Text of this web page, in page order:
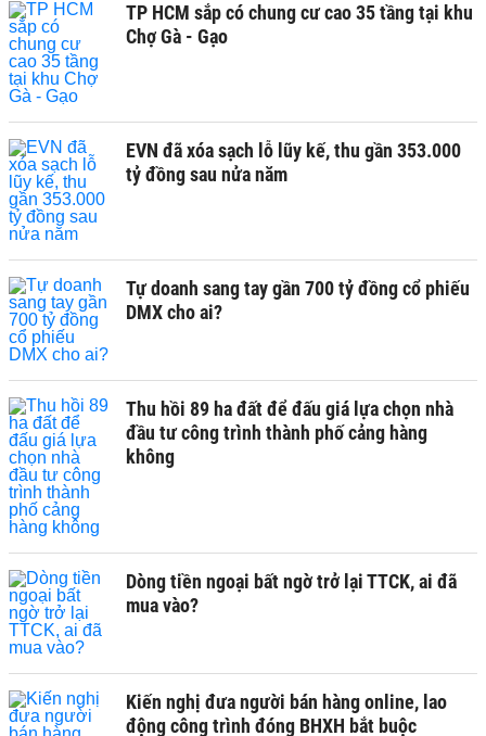
TP HCM sắp có chung cư cao 35 tầng tại khu
Chợ Gà - Gạo
EVN đã xóa sạch lỗ lũy kế, thu gần 353.000
tỷ đồng sau nửa năm
Tự doanh sang tay gần 700 tỷ đồng cổ phiếu
DMX cho ai?
Thu hồi 89 ha đất để đấu giá lựa chọn nhà
đầu tư công trình thành phố cảng hàng
không
Dòng tiền ngoại bất ngờ trở lại TTCK, ai đã
mua vào?
Kiến nghị đưa người bán hàng online, lao
động công trình đóng BHXH bắt buộc